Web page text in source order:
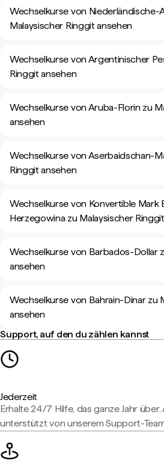
Wechselkurse von Niederländische-
Malaysischer Ringgit ansehen
Wechselkurse von Argentinischer
Ringgit ansehen
Wechselkurse von Aruba-Florin zu
ansehen
Wechselkurse von Aserbaidschan-
Ringgit ansehen
Wechselkurse von Konvertible Mark
Herzegowina zu Malaysischer
Wechselkurse von Barbados-Dollar
ansehen
Wechselkurse von Bahrain-Dinar zu
ansehen
Support, auf den du zählen kannst
Jederzeit
Erhalte 24/7 Hilfe, das ganze Jahr
unterstützt von unserem Support-